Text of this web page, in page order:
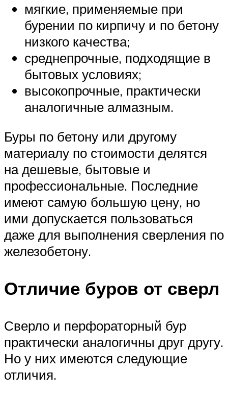
мягкие, применяемые при
бурении по кирпичу и по бетону
низкого качества;
среднепрочные, подходящие в
бытовых условиях;
высокопрочные, практически
аналогичные алмазным.
Буры по бетону или другому
материалу по стоимости делятся
на дешевые, бытовые и
профессиональные. Последние
имеют самую большую цену, но
ими допускается пользоваться
даже для выполнения сверления по
железобетону.
Отличие буров от сверл
Сверло и перфораторный бур
практически аналогичны друг другу.
Но у них имеются следующие
отличия.